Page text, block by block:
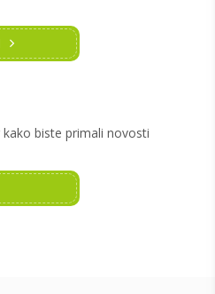
biste primali novosti